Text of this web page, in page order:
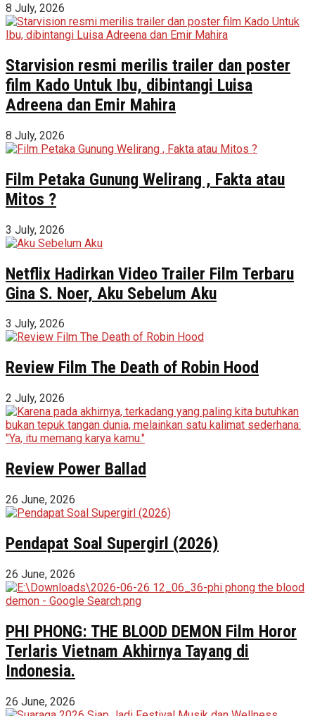
8 July, 2026
Starvision resmi merilis trailer dan poster
film Kado Untuk Ibu, dibintangi Luisa
Adreena dan Emir Mahira
8 July, 2026
Film Petaka Gunung Welirang , Fakta atau
Mitos ?
3 July, 2026
Netflix Hadirkan Video Trailer Film Terbaru
Gina S. Noer, Aku Sebelum Aku
3 July, 2026
Review Film The Death of Robin Hood
2 July, 2026
Review Power Ballad
26 June, 2026
Pendapat Soal Supergirl (2026)
26 June, 2026
PHI PHONG: THE BLOOD DEMON Film Horor
Terlaris Vietnam Akhirnya Tayang di
Indonesia.
26 June, 2026